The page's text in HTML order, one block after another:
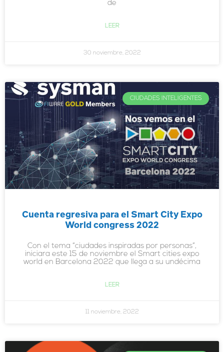
de
LEER
30 noviembre, 2022
CIUDADES INTELIGENTES
Cuenta regresiva para el Smart City Expo
World congress 2022
Con el tema “ciudades inspiradas por personas”,
iniciara este 15 de noviembre el Smart cities expo
world en Barcelona 2022 que llega a su undécima
LEER
11 noviembre, 2022